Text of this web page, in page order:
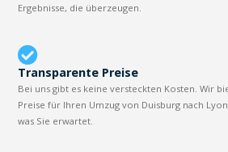
Ergebnisse, die überzeugen.
Transparente Preise
Bei uns gibt es keine versteckten Kosten. Wir
Preise für Ihren Umzug von Duisburg nach
was Sie erwartet.